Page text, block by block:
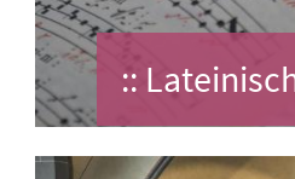
::